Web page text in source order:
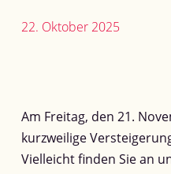
22. Oktober 2025
Am Freitag, den 21.
kurzweilige
Vielleicht finden Sie an